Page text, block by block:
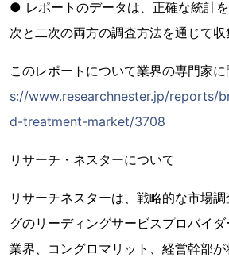
● レポートのデータは、正確な統計
次と二次の両方の調査方法を通じて収
このレポートについて業界の専門家
s://www.researchnester.jp/reports/
d-treatment-market/3708
リサーチ・ネスターについて
リサーチネスターは、戦略的な市場
グのリーディングサービスプロバイダ
業界、コングロマリット、経営幹部